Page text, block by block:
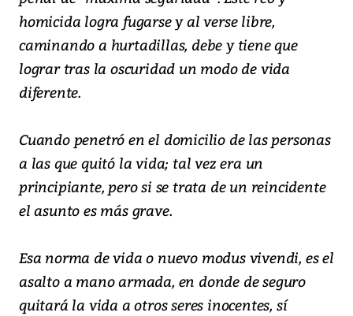
homicida logra fugarse y al verse libre,
caminando a hurtadillas, debe y tiene que
lograr tras la oscuridad un modo de vida
diferente.
Cuando penetró en el domicilio de las personas
a las que quitó la vida; tal vez era un
principiante, pero si se trata de un reincidente
el asunto es más grave.
Esa norma de vida o nuevo modus vivendi, es el
asalto a mano armada, en donde de seguro
quitará la vida a otros seres inocentes, sí